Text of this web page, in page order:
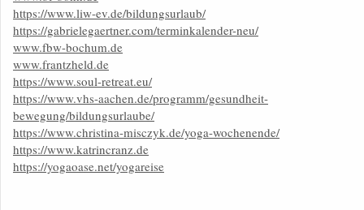
https://www.liw-ev.de/bildungsurlaub/
https://gabrielegaertner.com/terminkalender-neu/
www.fbw-bochum.de
www.frantzheld.de
https://www.soul-retreat.eu/
https://www.vhs-aachen.de/programm/gesundheit-
bewegung/bildungsurlaube/
https://www.christina-misczyk.de/yoga-wochenende/
https://www.katrincranz.de
https://yogaoase.net/yogareise